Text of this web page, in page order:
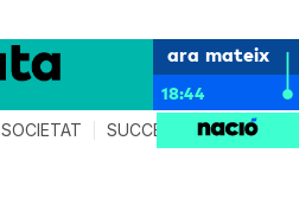
ara mateix
18:44
SOCIETAT SUCCESSOS AGENDA